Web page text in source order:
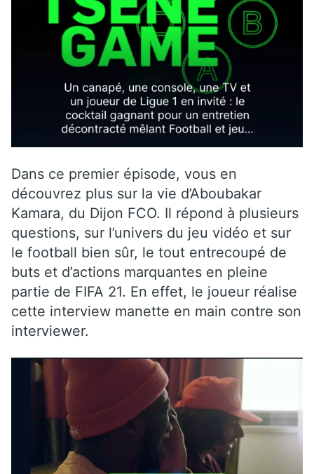
Dans ce premier épisode, vous en
découvrez plus sur la vie d’Aboubakar
Kamara, du Dijon FCO. Il répond à plusieurs
questions, sur l’univers du jeu vidéo et sur
le football bien sûr, le tout entrecoupé de
buts et d’actions marquantes en pleine
partie de FIFA 21. En effet, le joueur réalise
cette interview manette en main contre son
interviewer.